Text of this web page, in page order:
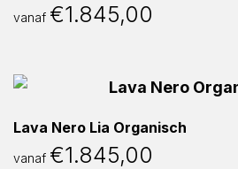
vanaf €1.845,00
Lava Nero Lia Organisch
vanaf €1.845,00